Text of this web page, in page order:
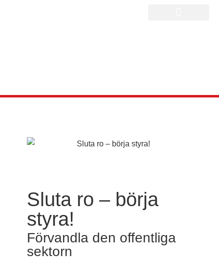
Sluta ro – börja
styra!
Förvandla den offentliga
sektorn